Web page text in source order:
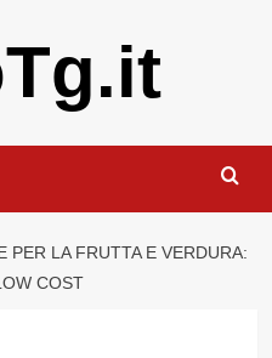
PER LA FRUTTA E VERDURA:
COST